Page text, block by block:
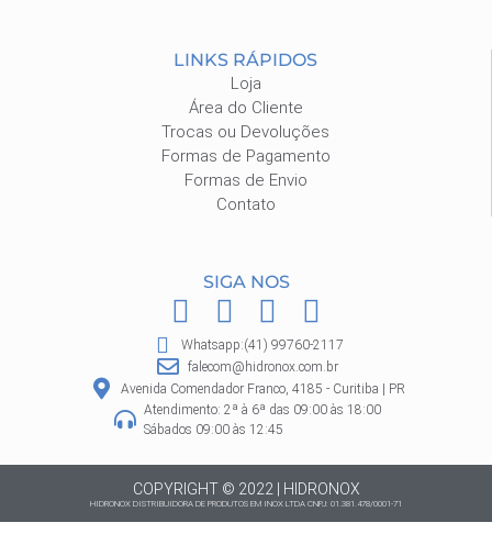
LINKS RÁPIDOS
Loja
Área do Cliente
Trocas ou Devoluções
Formas de Pagamento
Formas de Envio
Contato
SIGA NOS
F
a
c
e
b
o
o
k
I
n
s
t
a
g
r
a
P
i
n
t
e
r
e
s
W
h
a
t
a
p
p
Whatsapp:(41) 99760-2117
falecom@hidronox.com.br
Avenida Comendador Franco, 4185 - Curitiba | PR
Atendimento: 2ª à 6ª das 09:00 às 18:00
Sábados 09:00 às 12:45
COPYRIGHT © 2022 | HIDRONOX
HIDRONOX DISTRIBUIDORA DE PRODUTOS EM INOX LTDA CNPJ: 01.381.478/0001-71